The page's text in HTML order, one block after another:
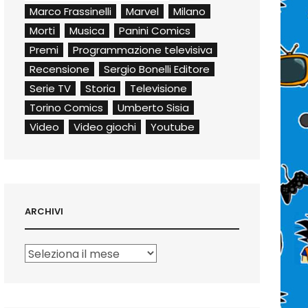
Marco Frassinelli
Marvel
Milano
Morti
Musica
Panini Comics
Premi
Programmazione televisiva
Recensione
Sergio Bonelli Editore
Serie TV
Storia
Televisione
Torino Comics
Umberto Sisia
Video
Video giochi Youtube
ARCHIVI
Archivi